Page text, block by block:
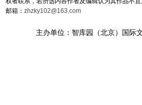
邮箱： zhzky102@163.com
主办单位：智库园（北京）国